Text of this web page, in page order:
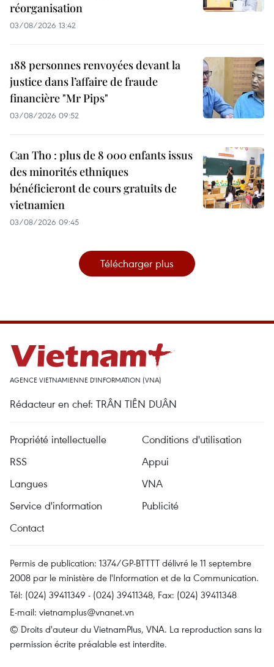
réorganisation
03/08/2026 13:42
188 personnes renvoyées devant la
justice dans l’affaire de fraude
financière "Mr Pips"
03/08/2026 09:52
Can Tho : plus de 8 000 enfants issus
des minorités ethniques
bénéficieront de cours gratuits de
vietnamien
03/08/2026 09:45
Télécharger plus
AGENCE VIETNAMIENNE D'INFORMATION (VNA)
Rédacteur en chef: TRÂN TIÊN DUÂN
Propriété intellectuelle
Conditions d'utilisation
RSS
Appui
Langues
VNA
Service d'information
Publicité
Contact
Permis de publication: 1374/GP-BTTTT délivré le 11 septembre
2008 par le ministère de l'Information et de la Communication.
Tél: (024) 39411349 - (024) 39411348, Fax: (024) 39411348
E-mail: vietnamplus@vnanet.vn
© Droits d'auteur du VietnamPlus, VNA. La reproduction sans la
permission écrite préalable est interdite.